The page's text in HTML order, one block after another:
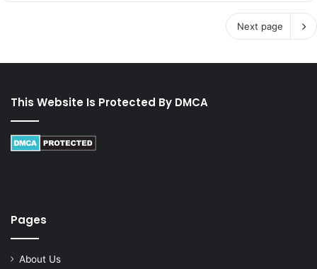
Next page
This Website Is Protected By DMCA
Pages
About Us